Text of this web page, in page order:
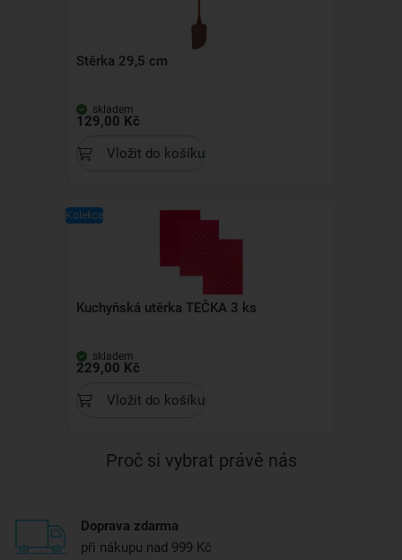
Stěrka 29,5 cm
skladem
129,00 Kč
Vložit do košíku
Kolekce
Kuchyňská utěrka TEČKA 3 ks
skladem
229,00 Kč
Vložit do košíku
Proč si vybrat právě nás
Doprava zdarma
při nákupu nad 999 Kč